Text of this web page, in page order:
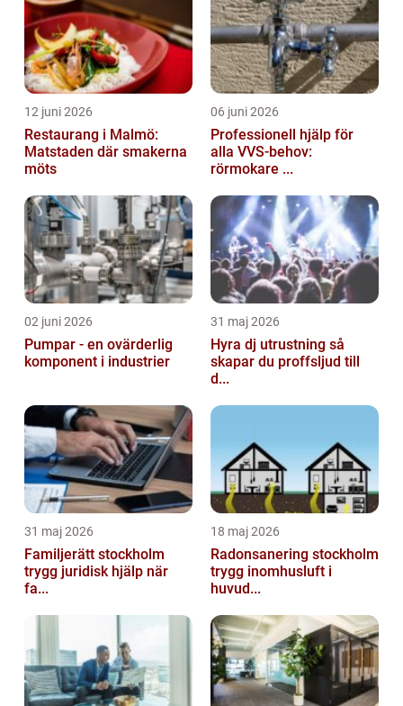
12 juni 2026
Restaurang i Malmö:
Matstaden där smakerna
möts
06 juni 2026
Professionell hjälp för
alla VVS-behov:
rörmokare ...
02 juni 2026
Pumpar - en ovärderlig
komponent i industrier
31 maj 2026
Hyra dj utrustning så
skapar du proffsljud till
d...
31 maj 2026
Familjerätt stockholm
trygg juridisk hjälp när
fa...
18 maj 2026
Radonsanering stockholm
trygg inomhusluft i
huvud...